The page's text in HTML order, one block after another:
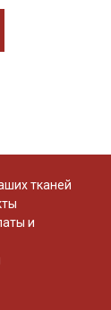
тканей
и